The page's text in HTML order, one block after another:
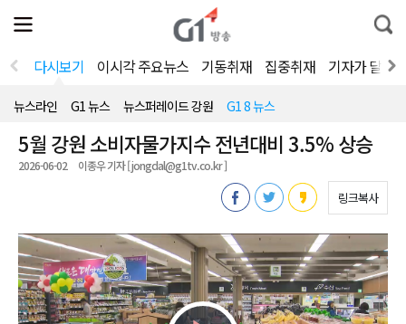
전
체
뉴
열
통
합
색
다시보기 이시각 주요뉴스 기동취재 집중취재 기자가 달려
뉴스라인 G1 뉴스 뉴스퍼레이드 강원 G1 8 뉴스
5월 강원 소비자물가지수 전년대비 3.5% 상승
2026-06-02 이종우 기자 [ jongdal@g1tv.co.kr ]
링크복사